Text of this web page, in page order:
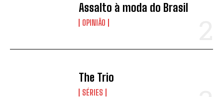
Assalto à moda do Brasil
OPINIÃO
The Trio
SÉRIES